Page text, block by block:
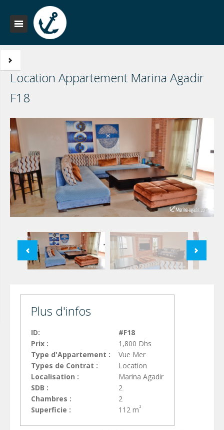
Location Appartement Marina Agadir
F18
Plus d'infos
ID:
#F18
Prix :
1,800 Dhs
Type d'Appartement :
Vue Mer
Types de Contrat :
Location
Localisation :
Marina Agadir
SDB :
2
Chambres :
2
Superficie :
112 m²